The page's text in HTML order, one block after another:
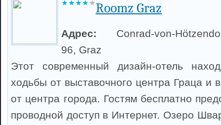
Roomz Graz
Адрес: Conrad-von-
96, Graz
Этот современный дизайн-отель
ходьбы от выставочного центра Граца и
от центра города. Гостям бесплатно
проводной доступ в Интернет. Озеро